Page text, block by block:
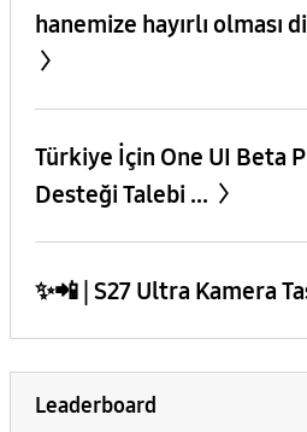
hanemize hayırlı olması
​Türkiye İçin One UI Beta
Desteği Talebi ...
✨️📲 | S27 Ultra Kamera
Leaderboard